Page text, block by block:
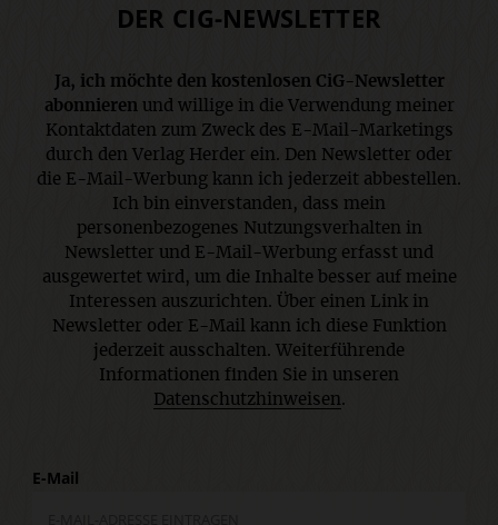
DER CIG-NEWSLETTER
Ja, ich möchte den kostenlosen CiG-Newsletter
abonnieren und willige in die Verwendung meiner
Kontaktdaten zum Zweck des E-Mail-Marketings
durch den Verlag Herder ein. Den Newsletter oder
die E-Mail-Werbung kann ich jederzeit abbestellen.
Ich bin einverstanden, dass mein
personenbezogenes Nutzungsverhalten in
Newsletter und E-Mail-Werbung erfasst und
ausgewertet wird, um die Inhalte besser auf meine
Interessen auszurichten. Über einen Link in
Newsletter oder E-Mail kann ich diese Funktion
jederzeit ausschalten. Weiterführende
Informationen finden Sie in unseren
Datenschutzhinweisen .
E-Mail